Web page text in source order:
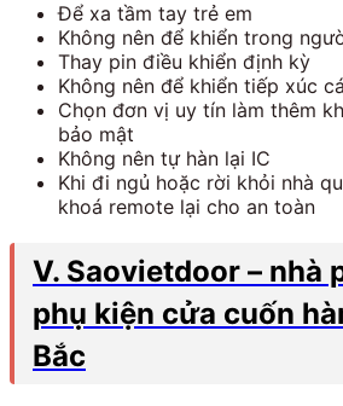
Để xa tầm tay trẻ em
Không nên để khiển trong
Thay pin điều khiển định kỳ
Không nên để khiển tiếp xúc
Chọn đơn vị uy tín làm thêm
bảo mật
Không nên tự hàn lại IC
Khi đi ngủ hoặc rời khỏi nhà
khoá remote lại cho an toàn
V. Saovietdoor – nhà
phụ kiện cửa cuốn
Bắc